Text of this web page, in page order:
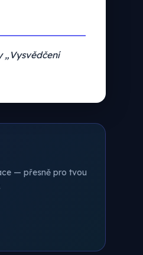
„Vysvědčení
— přesně pro tvou